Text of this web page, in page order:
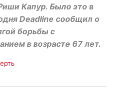
Капур. Было это в
Deadline сообщил о
борьбы с
в возрасте 67 лет.